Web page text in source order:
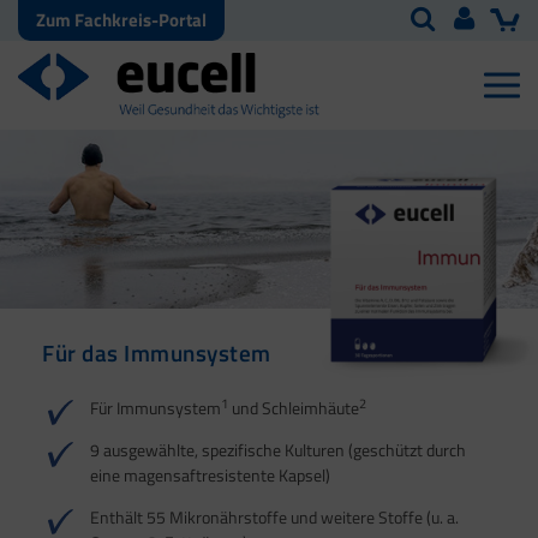
Zum Fachkreis-Portal
Für das Immunsystem
Für Immunsystem1 und Schleimhäute2
9 ausgewählte, spezifische Kulturen (geschützt durch
eine magensaftresistente Kapsel)
Enthält 55 Mikronährstoffe und weitere Stoffe (u. a.
Für Haut, Haare und
4
Für Ihre natürliche